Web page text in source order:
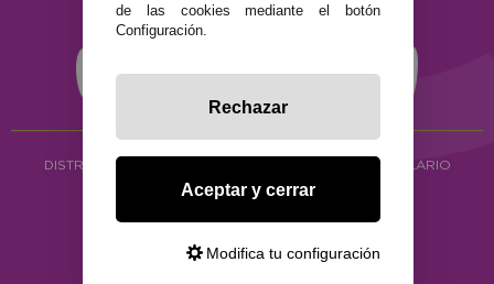
DISTRIBUCIÓN ALIMENTACIÓN ECOLÓGICA Y HERBOLARIO
Copyright © 2026 ·www.ecocash.es
de las cookies mediante el botón
Configuración.
Rechazar
Aceptar y cerrar
Modifica tu configuración